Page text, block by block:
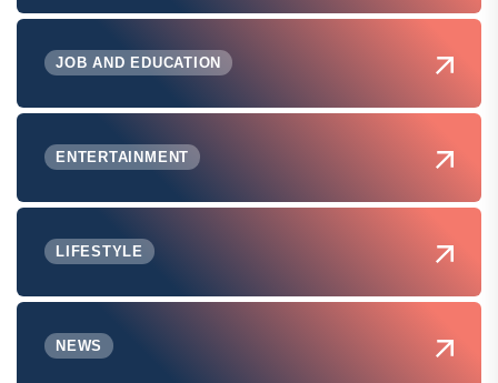
JOB AND EDUCATION
ENTERTAINMENT
LIFESTYLE
NEWS